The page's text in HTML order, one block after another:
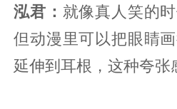
泓君： 就像真人笑的
但动漫里可以把眼睛
延伸到耳根，这种夸张